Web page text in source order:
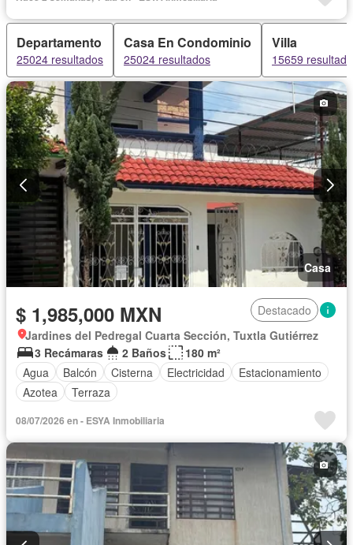
Departamento
25024 resultados
Casa En Condominio
25024 resultados
Villa
15659
Casa
$ 1,985,000 MXN
Destacado
Jardines del Pedregal Cuarta Sección, Tuxtla Gutiérrez
3 Recámaras
2 Baños
180 m²
Agua
Balcón Cisterna Electricidad
Estacionamiento
Azotea
Terraza
08/07/2026 en - ESYA Inmobiliaria